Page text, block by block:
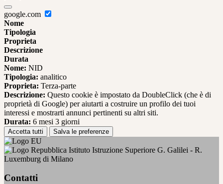
google.com
Nome
Tipologia
Proprieta
Descrizione
Durata
Nome: NID
Tipologia: analitico
Proprieta: Terza-parte
Descrizione: Questo cookie è impostato da DoubleClick (che è di
proprietà di Google) per aiutarti a costruire un profilo dei tuoi
interessi e mostrarti annunci pertinenti su altri siti.
Durata: 6 mesi 3 giorni
Accetta tutti Salva le preferenze
Istituto Istruzione Superiore G. Galilei - R.
Luxemburg di Milano
Contatti